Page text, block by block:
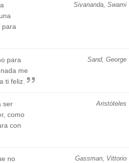
Sivananda, Swami
para
Sand, George
para
me
ti feliz.
Aristóteles
ser
como
con
Gassman, Vittorio
no